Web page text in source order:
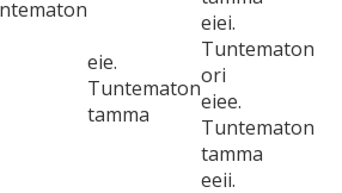
eie.
Tuntematon
tamma
eiei.
Tuntematon
ori
eiee.
Tuntematon
tamma
eeii.